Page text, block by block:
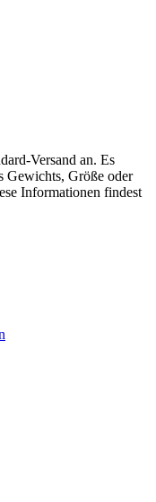
Versand an. Es
Gewichts, Größe oder
Informationen findest